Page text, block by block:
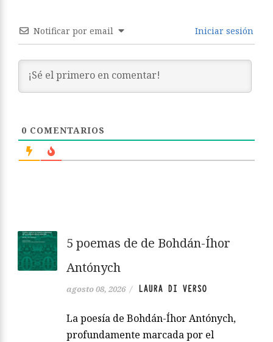
Notificar por email Iniciar sesión
0 COMENTARIOS
5 poemas de de Bohdán-Íhor
Antónych
agosto 08, 2026 / LAURA DI VERSO
La poesía de Bohdán-Íhor Antónych,
profundamente marcada por el